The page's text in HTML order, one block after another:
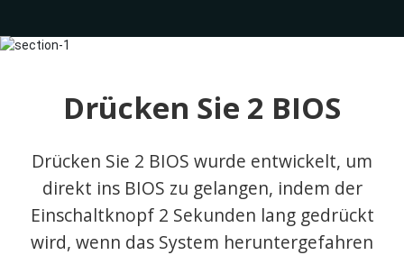
Drücken Sie 2 BIOS
Drücken Sie 2 BIOS wurde entwickelt, um
direkt ins BIOS zu gelangen, indem der
Einschaltknopf 2 Sekunden lang gedrückt
wird, wenn das System heruntergefahren